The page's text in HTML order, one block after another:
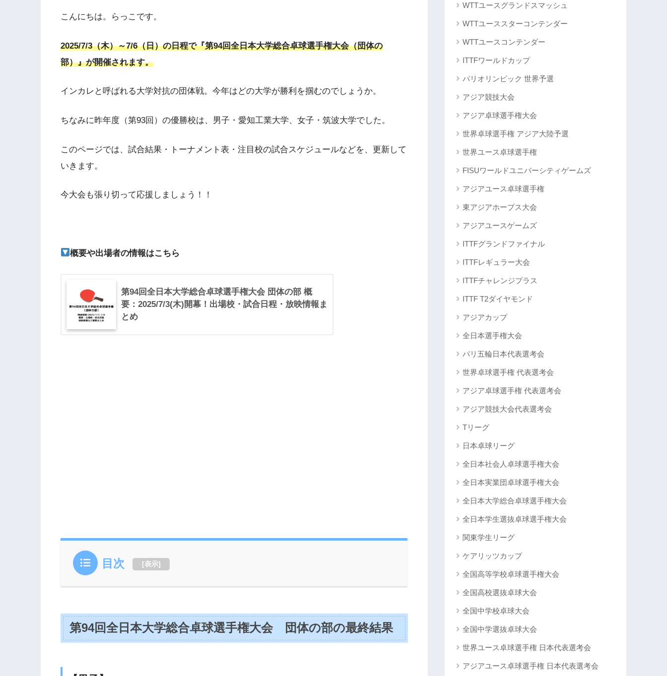
こんにちは。らっこです。
2025/7/3（木）～7/6（日）の日程で『第94回全日本大学総合卓球選手権大会（団体の
部）』が開催されます。
インカレと呼ばれる大学対抗の団体戦。今年はどの大学が勝利を掴むのでしょうか。
ちなみに昨年度（第93回）の優勝校は、男子・愛知工業大学、女子・筑波大学でした。
このページでは、試合結果・トーナメント表・注目校の試合スケジュールなどを、更新して
いきます。
今大会も張り切って応援しましょう！！
概要や出場者の情報はこちら
第94回全日本大学総合卓球選手権大会 団体の部 概
要：2025/7/3(木)開幕！出場校・試合日程・放映情報ま
とめ
目次 [表示]
第94回全日本大学総合卓球選手権大会 団体の部の最終結果
WTTユースグランドスマッシュ
WTTユーススターコンテンダー
WTTユースコンテンダー
ITTFワールドカップ
パリオリンピック 世界予選
アジア競技大会
アジア卓球選手権大会
世界卓球選手権 アジア大陸予選
世界ユース卓球選手権
FISUワールドユニバーシティゲームズ
アジアユース卓球選手権
東アジアホープス大会
アジアユースゲームズ
ITTFグランドファイナル
ITTFレギュラー大会
ITTFチャレンジプラス
ITTF T2ダイヤモンド
アジアカップ
全日本選手権大会
パリ五輪日本代表選考会
世界卓球選手権 代表選考会
アジア卓球選手権 代表選考会
アジア競技大会代表選考会
Tリーグ
日本卓球リーグ
全日本社会人卓球選手権大会
全日本実業団卓球選手権大会
全日本大学総合卓球選手権大会
全日本学生選抜卓球選手権大会
関東学生リーグ
ケアリッツカップ
全国高等学校卓球選手権大会
全国高校選抜卓球大会
全国中学校卓球大会
全国中学選抜卓球大会
世界ユース卓球選手権 日本代表選考会
アジアユース卓球選手権 日本代表選考会